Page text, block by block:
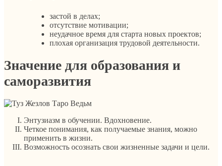
застой в делах;
отсутствие мотивации;
неудачное время для старта новых проектов;
плохая организация трудовой деятельности.
Значение для образования и
саморазвития
Энтузиазм в обучении. Вдохновение.
Четкое понимания, как получаемые знания, можно
применить в жизни.
Возможность осознать свои жизненные задачи и цели.